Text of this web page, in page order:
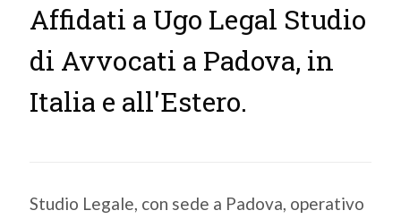
Affidati a Ugo Legal Studio
di Avvocati a Padova, in
Italia e all'Estero.
Studio Legale, con sede a Padova, operativo